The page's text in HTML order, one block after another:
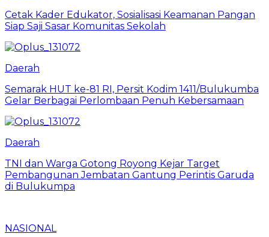
Cetak Kader Edukator, Sosialisasi Keamanan Pangan
Siap Saji Sasar Komunitas Sekolah
Daerah
Semarak HUT ke-81 RI, Persit Kodim 1411/Bulukumba
Gelar Berbagai Perlombaan Penuh Kebersamaan
Daerah
TNI dan Warga Gotong Royong Kejar Target
Pembangunan Jembatan Gantung Perintis Garuda
di Bulukumpa
NASIONAL